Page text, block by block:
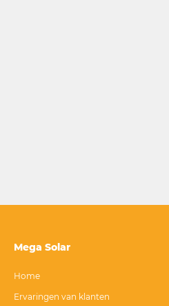
Mega Solar
Home
Ervaringen van klanten